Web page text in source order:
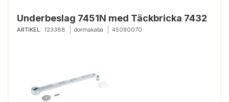
Underbeslag 7451N med Täckbricka 7432
ARTIKEL: 123388 dormakaba 45090070